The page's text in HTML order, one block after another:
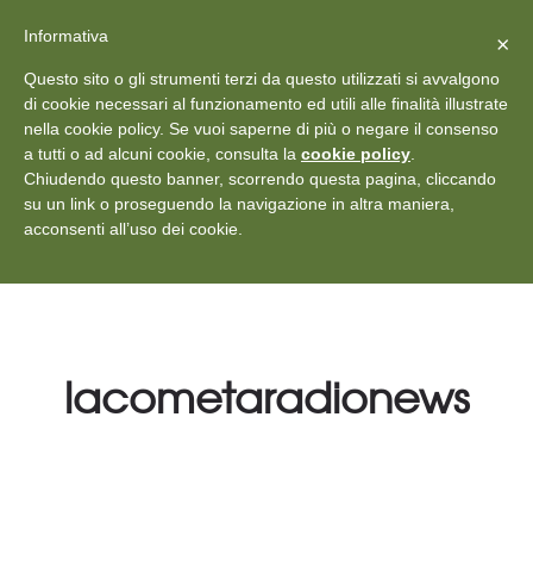
+39 011 18867102 info@aceper.it Statuto
Aceper
lacometaradionews
Vedi: Protezione dei dati personali ×
Informativa
Questo sito o gli strumenti terzi da questo utilizzati si avvalgono
di cookie necessari al funzionamento ed utili alle finalità illustrate
nella cookie policy. Se vuoi saperne di più o negare il consenso
a tutti o ad alcuni cookie, consulta la cookie policy
Chiudendo questo banner, scorrendo questa pagina, cliccando
su un link o proseguendo la navigazione in altra maniera,
acconsenti all’uso dei cookie.